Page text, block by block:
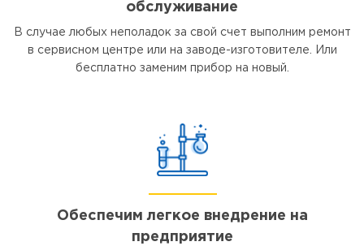
обслуживание
В случае любых неполадок за свой счет выполним ремонт
в сервисном центре или на заводе-изготовителе. Или
бесплатно заменим прибор на новый.
Обеспечим легкое внедрение на
предприятие